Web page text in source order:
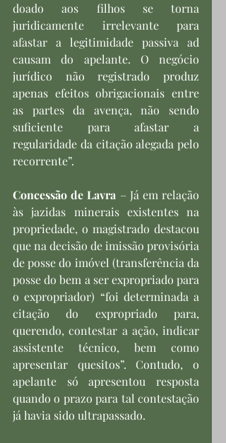
doado aos filhos se torna
juridicamente irrelevante para
afastar a legitimidade passiva ad
causam do apelante. O negócio
jurídico não registrado produz
apenas efeitos obrigacionais entre
as partes da avença, não sendo
suficiente para afastar a
regularidade da citação alegada pelo
recorrente”.
Concessão de Lavra – Já em relação
às jazidas minerais existentes na
propriedade, o magistrado destacou
que na decisão de imissão provisória
de posse do imóvel (transferência da
posse do bem a ser expropriado para
o expropriador) “foi determinada a
citação do expropriado para,
querendo, contestar a ação, indicar
assistente técnico, bem como
apresentar quesitos”. Contudo, o
apelante só apresentou resposta
quando o prazo para tal contestação
já havia sido ultrapassado.